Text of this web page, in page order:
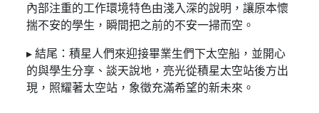
內部注重的工作環境特色由淺入深的說明，讓原本懷
揣不安的學生，瞬間把之前的不安一掃而空。
▸ 結尾：積星人們來迎接畢業生們下太空船，並開心
的與學生分享、談天說地，亮光從積星太空站後方出
現，照耀著太空站，象徵充滿希望的新未來。